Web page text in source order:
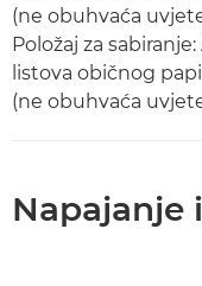
(ne obuhvaća
Položaj za
listova običnog
(ne obuhvaća
Napajanje